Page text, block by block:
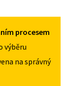
procesem
výběru
na správný